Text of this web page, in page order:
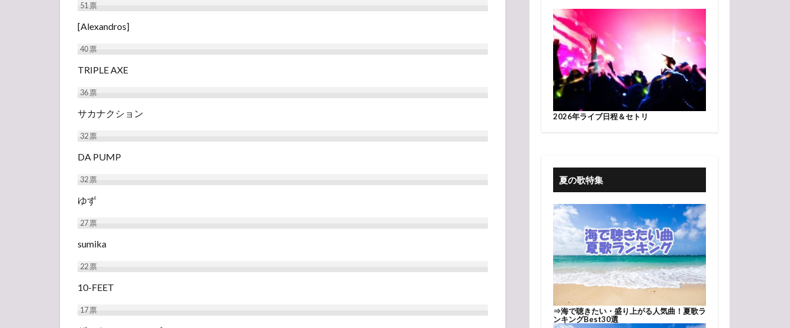
51票
[Alexandros]
40票
TRIPLE AXE
36票
サカナクション
32票
DA PUMP
32票
ゆず
27票
sumika
22票
10-FEET
17票
2026年ライブ日程＆セトリ
夏の歌特集
⇒海で聴きたい・盛り上がる人気曲！夏歌ラ
ンキングBest30選